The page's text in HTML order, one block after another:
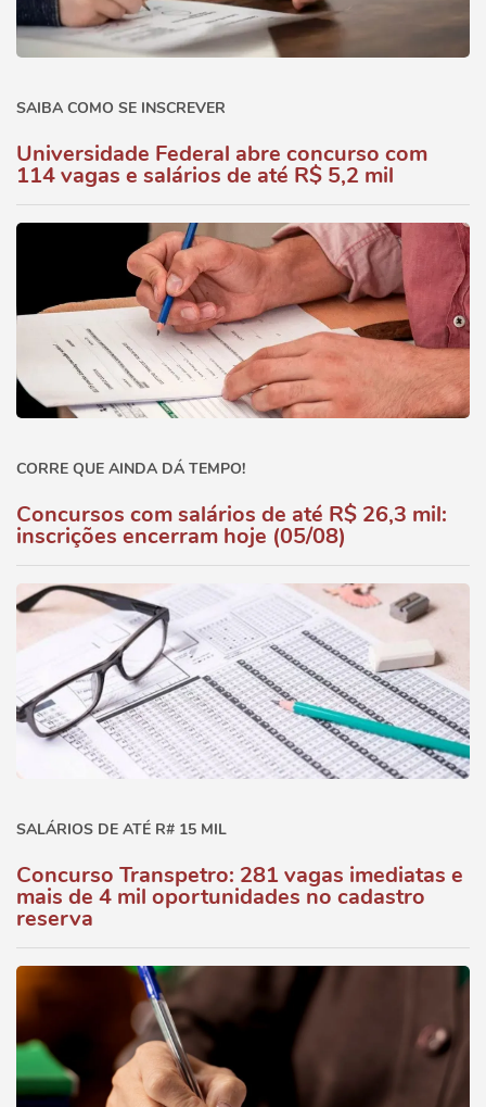
SAIBA COMO SE INSCREVER
Universidade Federal abre concurso com
114 vagas e salários de até R$ 5,2 mil
CORRE QUE AINDA DÁ TEMPO!
Concursos com salários de até R$ 26,3 mil:
inscrições encerram hoje (05/08)
SALÁRIOS DE ATÉ R# 15 MIL
Concurso Transpetro: 281 vagas imediatas e
mais de 4 mil oportunidades no cadastro
reserva